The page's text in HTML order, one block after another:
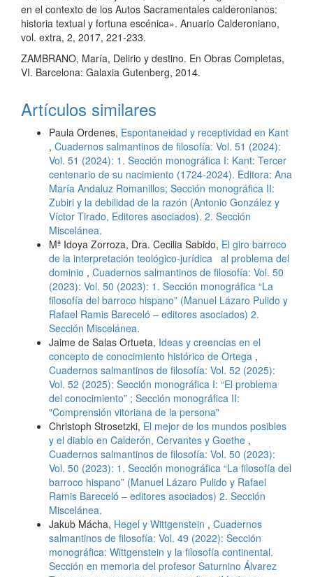
en el contexto de los Autos Sacramentales calderonianos:
historia textual y fortuna escénica». Anuario Calderoniano,
vol. extra, 2, 2017, 221-233.
ZAMBRANO, María, Delirio y destino. En Obras Completas,
VI. Barcelona: Galaxia Gutenberg, 2014.
Artículos similares
Paula Ordenes, Espontaneidad y receptividad en Kant
, Cuadernos salmantinos de filosofía: Vol. 51 (2024):
Vol. 51 (2024): 1. Sección monográfica I: Kant: Tercer
centenario de su nacimiento (1724-2024). Editora: Ana
María Andaluz Romanillos; Sección monográfica II:
Zubiri y la debilidad de la razón (Antonio González y
Víctor Tirado, Editores asociados). 2. Sección
Miscelánea.
Mª Idoya Zorroza, Dra. Cecilia Sabido, El giro barroco
de la interpretación teológico-jurídica al problema del
dominio , Cuadernos salmantinos de filosofía: Vol. 50
(2023): Vol. 50 (2023): 1. Sección monográfica “La
filosofía del barroco hispano” (Manuel Lázaro Pulido y
Rafael Ramis Bareceló – editores asociados) 2.
Sección Miscelánea.
Jaime de Salas Ortueta, Ideas y creencias en el
concepto de conocimiento histórico de Ortega ,
Cuadernos salmantinos de filosofía: Vol. 52 (2025):
Vol. 52 (2025): Sección monográfica I: “El problema
del conocimiento” ; Sección monográfica II:
"Comprensión vitoriana de la persona"
Christoph Strosetzki, El mejor de los mundos posibles
y el diablo en Calderón, Cervantes y Goethe ,
Cuadernos salmantinos de filosofía: Vol. 50 (2023):
Vol. 50 (2023): 1. Sección monográfica “La filosofía del
barroco hispano” (Manuel Lázaro Pulido y Rafael
Ramis Bareceló – editores asociados) 2. Sección
Miscelánea.
Jakub Mácha, Hegel y Wittgenstein , Cuadernos
salmantinos de filosofía: Vol. 49 (2022): Sección
monográfica: Wittgenstein y la filosofía continental.
Sección en memoria del profesor Saturnino Álvarez